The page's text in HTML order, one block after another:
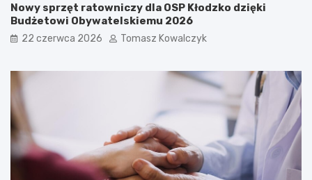
Nowy sprzęt ratowniczy dla OSP Kłodzko dzięki
Budżetowi Obywatelskiemu 2026
22 czerwca 2026 Tomasz Kowalczyk